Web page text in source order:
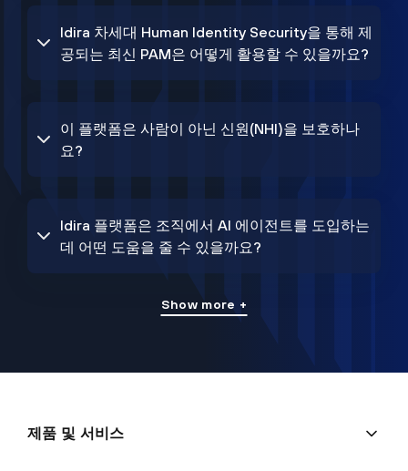
Idira 차세대 Human Identity Security을 통해 제
공되는 최신 PAM은 어떻게 활용할 수 있을까요?
이 플랫폼은 사람이 아닌 신원(NHI)을 보호하나
요?
Idira 플랫폼은 조직에서 AI 에이전트를 도입하는
데 어떤 도움을 줄 수 있을까요?
Show more +
제품 및 서비스